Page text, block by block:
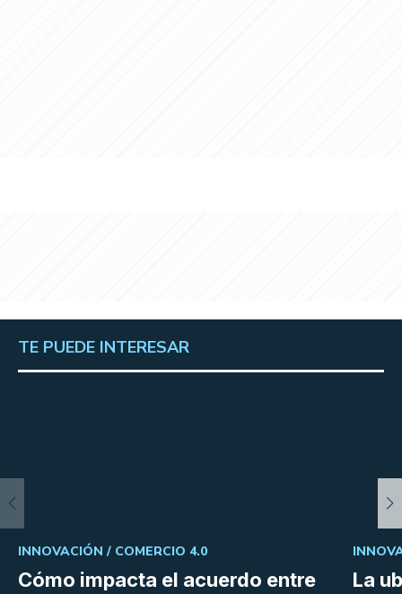
TE PUEDE INTERESAR
Cómo impacta el acuerdo entre
INNOVACIÓN / COMERCIO 4.0
La